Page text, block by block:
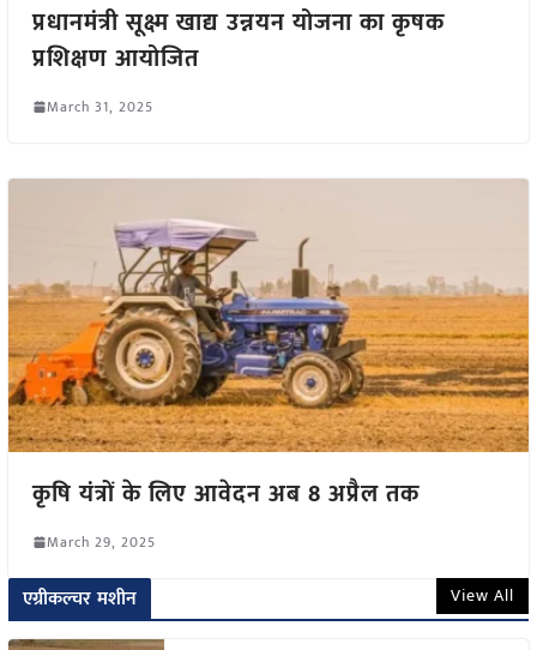
प्रधानमंत्री सूक्ष्म खाद्य उन्नयन योजना का कृषक
प्रशिक्षण आयोजित
March 31, 2025
कृषि यंत्रों के लिए आवेदन अब 8 अप्रैल तक
March 29, 2025
एग्रीकल्चर मशीन View All